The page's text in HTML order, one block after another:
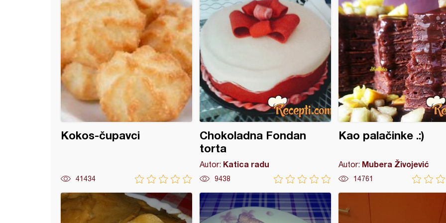
Kokos-čupavci
41434
Chokoladna Fondan
torta
Autor: Katica radu
9438
Kao palačinke .:)
Autor: Mubera Živojević
14761